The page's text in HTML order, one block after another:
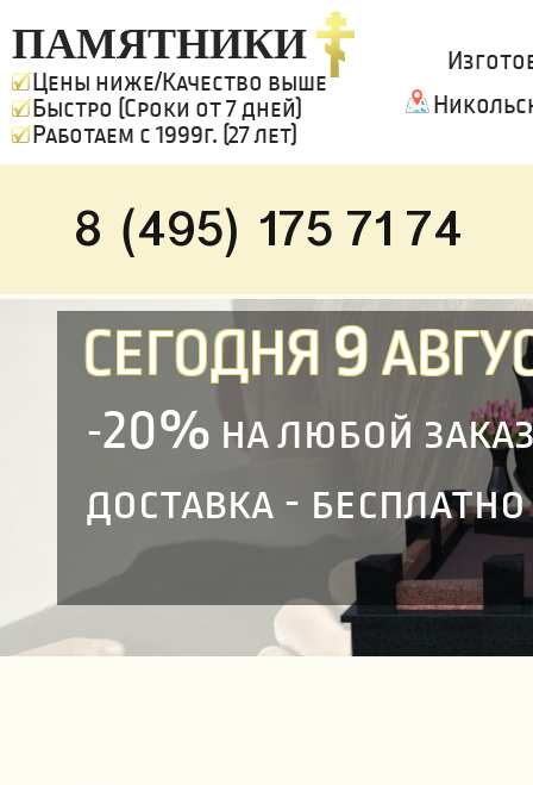
ПАМЯТНИКИ
Цены ниже/Качество выше
Быстро (Сроки от 7 дней)
Работаем с 1999г. (27 лет)
8 (495) 175 71 74
СЕГОДНЯ 9
-20% на любой
доставка - бесплатно